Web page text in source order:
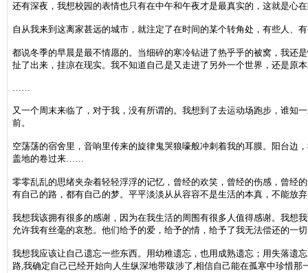
还有深夜，我想校园的表情也只有在中午和午夜才是最真实的，这就是
自从我来到这离家甚远的城市，就注定了在时间的某个转角处，有些人、
都说冬季的早晨是最不情愿的。当细碎的寒冷钻进了热乎乎的被窝，我还
扯了出来，挂凉在现实。我不知道自己是又走进了另外一个世界，还是原
……
又一个周末来临了，对于我，没有所谓的。我想到了去运动场跑步，谁知
前。
空荡荡的宿舍里，音响里传来的旋律鬼哭狼嚎般冲刺着我的耳膜。阳台边
盖地的卷过来……
零零乱乱的思绪夹杂着轻轻浮浮的记忆，曾经的欢笑，曾经的伤感，曾
有自己的路，都有自己的梦。平平淡淡从从容容不是生活的本真，不能放
我想我该拥有很多的感谢，因为在我生活的周围有很多人值得感谢。我想
允许我有丝毫的哀愁。他们给予的爱，给予的情，给予了我无法偿还的
我想我应该让自己遗忘一些东西。用幼稚遗忘，也用成熟遗忘；用失落
路,我确定自己已经开始向人生纵深地带跋涉了,相信自己能在孤寒中珍惜